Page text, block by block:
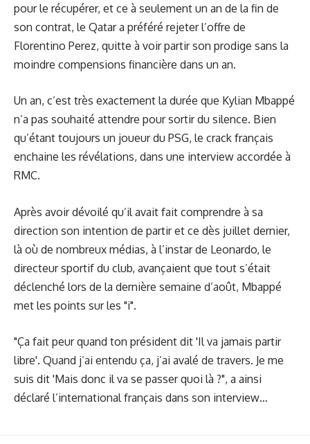
pour le récupérer, et ce à seulement un an de la fin de
son contrat, le Qatar a préféré rejeter l’offre de
Florentino Perez, quitte à voir partir son prodige sans la
moindre compensions financière dans un an.
Un an, c’est très exactement la durée que Kylian Mbappé
n’a pas souhaité attendre pour sortir du silence. Bien
qu’étant toujours un joueur du PSG, le crack français
enchaine les révélations, dans une interview accordée à
RMC.
Après avoir dévoilé qu’il avait fait comprendre à sa
direction son intention de partir et ce dès juillet dernier,
là où de nombreux médias, à l’instar de Leonardo, le
directeur sportif du club, avançaient que tout s’était
déclenché lors de la dernière semaine d’août, Mbappé
met les points sur les "i".
"Ça fait peur quand ton président dit 'Il va jamais partir
libre'. Quand j’ai entendu ça, j’ai avalé de travers. Je me
suis dit 'Mais donc il va se passer quoi là ?", a ainsi
déclaré l’international français dans son interview…